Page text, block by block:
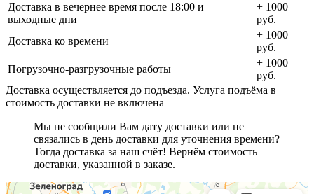
Доставка в вечернее время после 18:00 и
выходные дни
+ 1000
руб.
Доставка ко времени
+ 1000
руб.
Погрузочно-разгрузочные работы
+ 1000
руб.
Доставка осуществляется до подъезда. Услуга подъёма в
стоимость доставки не включена
Мы не сообщили Вам дату доставки или не
связались в день доставки для уточнения времени?
Тогда доставка за наш счёт! Вернём стоимость
доставки, указанной в заказе.